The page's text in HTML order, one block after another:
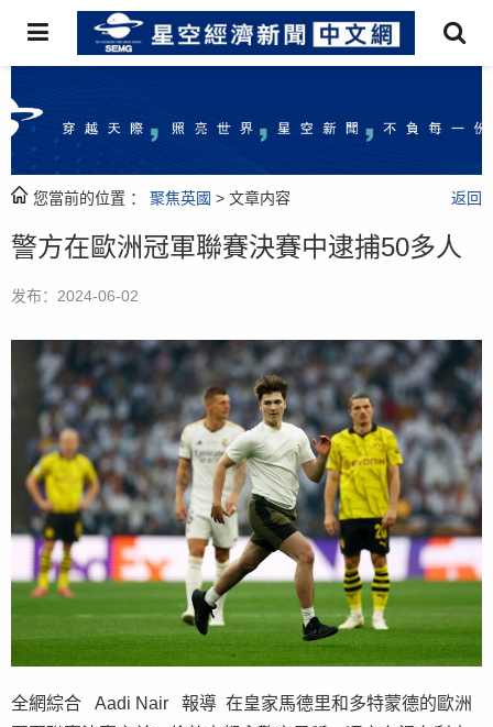
您當前的位置 ： 聚焦英國 > 文章内容 返回
警方在歐洲冠軍聯賽決賽中逮捕50多人
发布：2024-06-02
全網綜合 Aadi Nair 報導 在皇家馬德里和多特蒙德的歐洲